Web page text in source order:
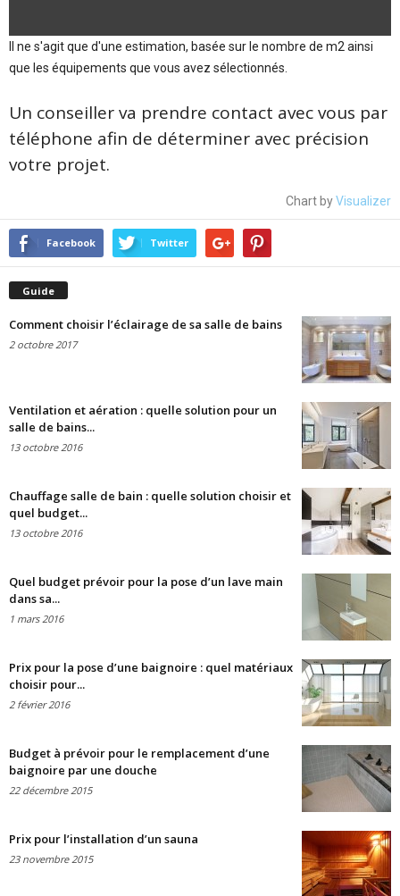
Il ne s'agit que d'une estimation, basée sur le nombre de m2 ainsi
que les équipements que vous avez sélectionnés.
Un conseiller va prendre contact avec vous par
téléphone afin de déterminer avec précision
votre projet.
Chart byVisualizer
Facebook Twitter
Guide
Comment choisir l’éclairage de sa salle de bains
2 octobre 2017
Ventilation et aération : quelle solution pour un
salle de bains...
13 octobre 2016
Chauffage salle de bain : quelle solution choisir et
quel budget...
13 octobre 2016
Quel budget prévoir pour la pose d’un lave main
dans sa...
1 mars 2016
Prix pour la pose d’une baignoire : quel matériaux
choisir pour...
2 février 2016
Budget à prévoir pour le remplacement d’une
baignoire par une douche
22 décembre 2015
Prix pour l’installation d’un sauna
23 novembre 2015